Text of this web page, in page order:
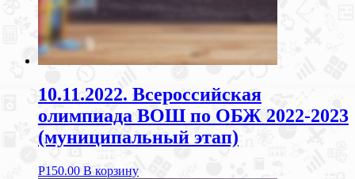
10.11.2022. Всероссийская
олимпиада ВОШ по ОБЖ 2022-2023
(муниципальный этап)
Р150.00 В корзину